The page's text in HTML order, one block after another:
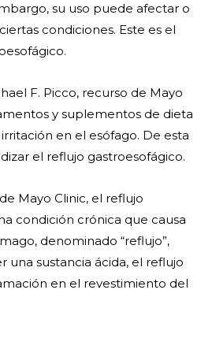
su uso puede afectar o
condiciones. Este es el
F. Picco, recurso de Mayo
y suplementos de dieta
en el esófago. De esta
el reflujo gastroesofágico.
Mayo Clinic, el reflujo
condición crónica que causa
denominado “reflujo”,
una sustancia ácida, el reflujo
en el revestimiento del